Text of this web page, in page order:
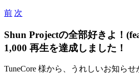
前 次
Shun Projectの全部好きよ！
1,000 再生を達成しました！
TuneCore 様から、うれしいお知らせ